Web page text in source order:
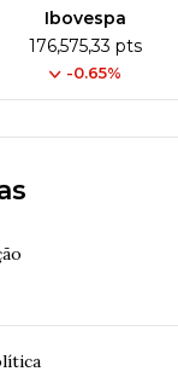
Ibovespa
176,575,33 pts
-0.65%